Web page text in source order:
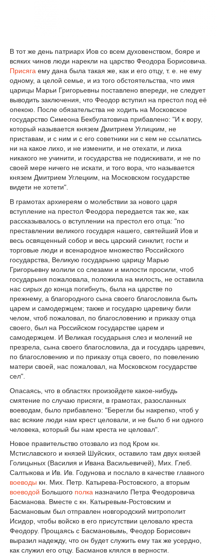
В тот же день патриарх Иов со всем духовенством, бояре и
всяких чинов люди нарекли на царство Феодора Борисовича.
Присяга ему дана была такая же, как и его отцу, т. е. не ему
одному, а целой семье, и из того обстоятельства, что имя
царицы Марьи Григорьевны поставлено впереди, не следует
выводить заключения, что Феодор вступил на престол под её
опекою. После обязательства не ходить на Московское
государство Симеона Бекбулатовича прибавлено: "И к вору,
который называется князем Дмитрием Углицким, не
приставам, и с ним и с его советники ни с кем не ссылатись
ни на какое лихо, и не изменити, и не отехати, и лиха
никакого не учинити, и государства не подискивати, и не по
своей мере ничего не искати, и того вора, что называется
князем Дмитрием Углецким, на Московском государстве
видети не хотети".
В грамотах архиереям о молебствии за нового царя
вступление на престол Феодора передается так же, как
рассказывалось о вступлении на престол его отца: "по
преставлении великого государя нашего, святейший Иов и
весь освященный собор и весь царский синклит, гости и
торговые люди и всенародное множество Российского
государства, Великую государыню царицу Марью
Григорьевну молили со слезами и милости просили, чтоб
государыня пожаловала, положила на милость, не оставила
нас сирых до конца погибнуть, была на царстве по
прежнему, а благородного сына своего благословила быть
царем и самодержцем; также и государю царевичу били
челом, чтоб пожаловал, по благословению и приказу отца
своего, был на Российском государстве царем и
самодержцем. И Великая государыня слез и молений не
презрела, сына своего благословила, да и государь царевич,
по благословению и по приказу отца своего, по повелению
матери своей, нас пожаловал, на Московском государстве
сел".
Опасаясь, что в областях произойдете какое-нибудь
смятение по случаю присяги, в грамотах, разосланных
воеводам, было прибавлено: "Берегли бы накрепко, чтоб у
вас всякие люди нам крест целовали, и не было б ни одного
человека, который бы нам креста не целовал".
Новое правительство отозвало из под Кром кн.
Мстиславского и князей Шуйских, оставило там двух князей
Голицыных (Василия и Ивана Васильевичей), Мих. Глеб.
Салтыкова и Ив. Ив. Годунова и послало в качестве главного
воеводы кн. Мих. Петр. Катырева-Ростовского, а вторым
воеводой Большого полка назначило Петра Феодоровича
Басманова. Вместе с кн. Катыревым-Ростовским и
Басмановым был отправлен новгородский митрополит
Исидор, чтобы войско в его присутствии целовало креста
Феодору. Прощаясь с Басмановымь, Феодор Борисович
выразил надежду, что он будет служить ему так же усердно,
как служил его отцу. Басманов клялся в верности.